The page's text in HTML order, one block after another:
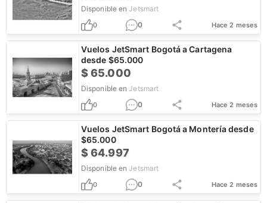
Disponible en Jetsmart
0 0 Hace 2 meses
Vuelos JetSmart Bogotá a Cartagena
desde $65.000
$65.000
Disponible en Jetsmart
0 0 Hace 2 meses
Vuelos JetSmart Bogotá a Montería desde
$65.000
$64.997
Disponible en Jetsmart
0 0 Hace 2 meses